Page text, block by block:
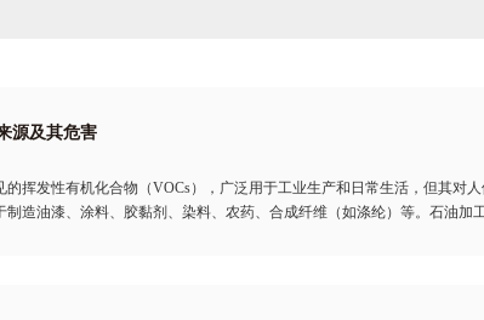
源及其危害
的挥发性有机化合物（VOCs），广泛用于工业生产和日常生活，但其对
制造油漆、涂料、胶黏剂、染料、农药、合成纤维（如涤纶）等。石油